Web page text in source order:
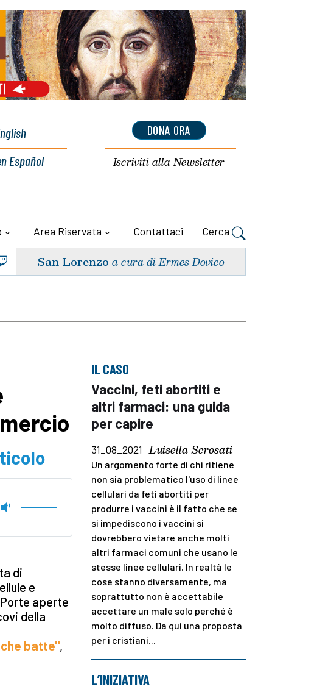
Español
DONA ORA
Iscriviti allaNewsletter
Area Riservata Contattaci Cerca
San Lorenzo a cura di Ermes Dovico
di
e
aperte
della
che batte",
IL CASO
Vaccini, feti abortiti e
altri farmaci: una guida
per capire
31_08_2021 Luisella Scrosati
Un argomento forte di chi ritiene
non sia problematico l'uso di linee
cellulari da feti abortiti per
produrre i vaccini è il fatto che se
si impediscono i vaccini si
dovrebbero vietare anche molti
altri farmaci comuni che usano le
stesse linee cellulari. In realtà le
cose stanno diversamente, ma
soprattutto non è accettabile
accettare un male solo perché è
molto diffuso. Da qui una proposta
per i cristiani...
L’INIZIATIVA